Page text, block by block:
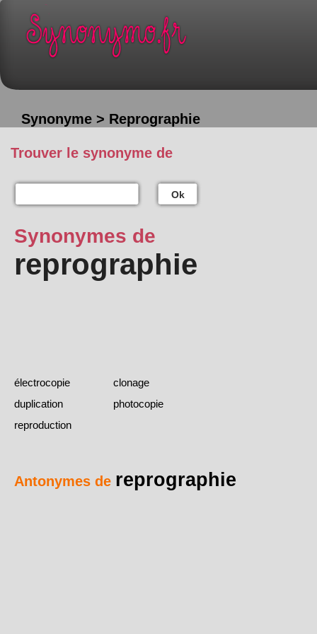
Synonyme > Reprographie
Trouver le synonyme de
Ok
Synonymes de
reprographie
électrocopie
clonage
duplication
photocopie
reproduction
Antonymes de reprographie